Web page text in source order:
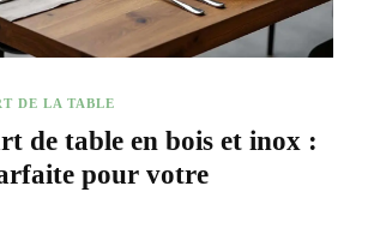
DE LA TABLE
de table en bois et inox :
pour votre